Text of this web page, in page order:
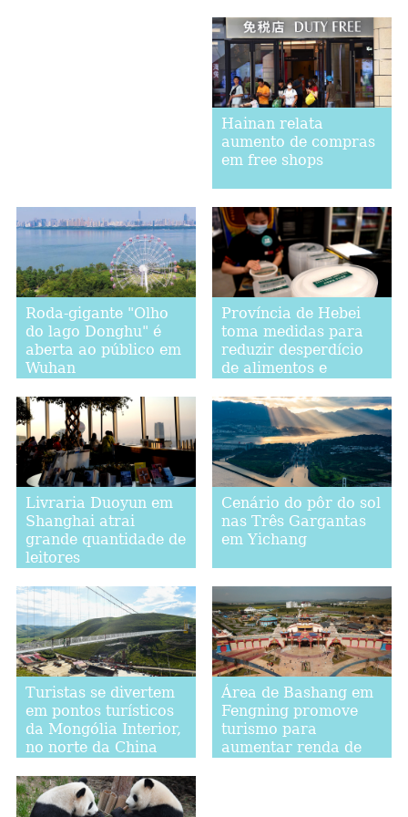
Hainan relata
aumento de compras
em free shops
Roda-gigante "Olho
do lago Donghu" é
aberta ao público em
Wuhan
Província de Hebei
toma medidas para
reduzir desperdício
de alimentos e
moderado
Livraria Duoyun em
Shanghai atrai
grande quantidade de
leitores
Cenário do pôr do sol
nas Três Gargantas
em Yichang
Turistas se divertem
em pontos turísticos
da Mongólia Interior,
no norte da China
Área de Bashang em
Fengning promove
turismo para
aumentar renda de